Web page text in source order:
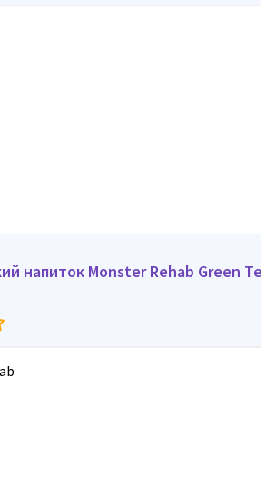
напиток Monster Rehab Green